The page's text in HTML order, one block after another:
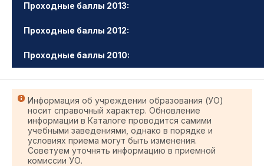
Проходные баллы 2013:
Проходные баллы 2012:
Проходные баллы 2010:
Информация об учреждении образования (УО)
носит справочный характер. Обновление
информации в Каталоге проводится самими
учебными заведениями, однако в порядке и
условиях приема могут быть изменения.
Советуем уточнять информацию в приемной
комиссии УО.